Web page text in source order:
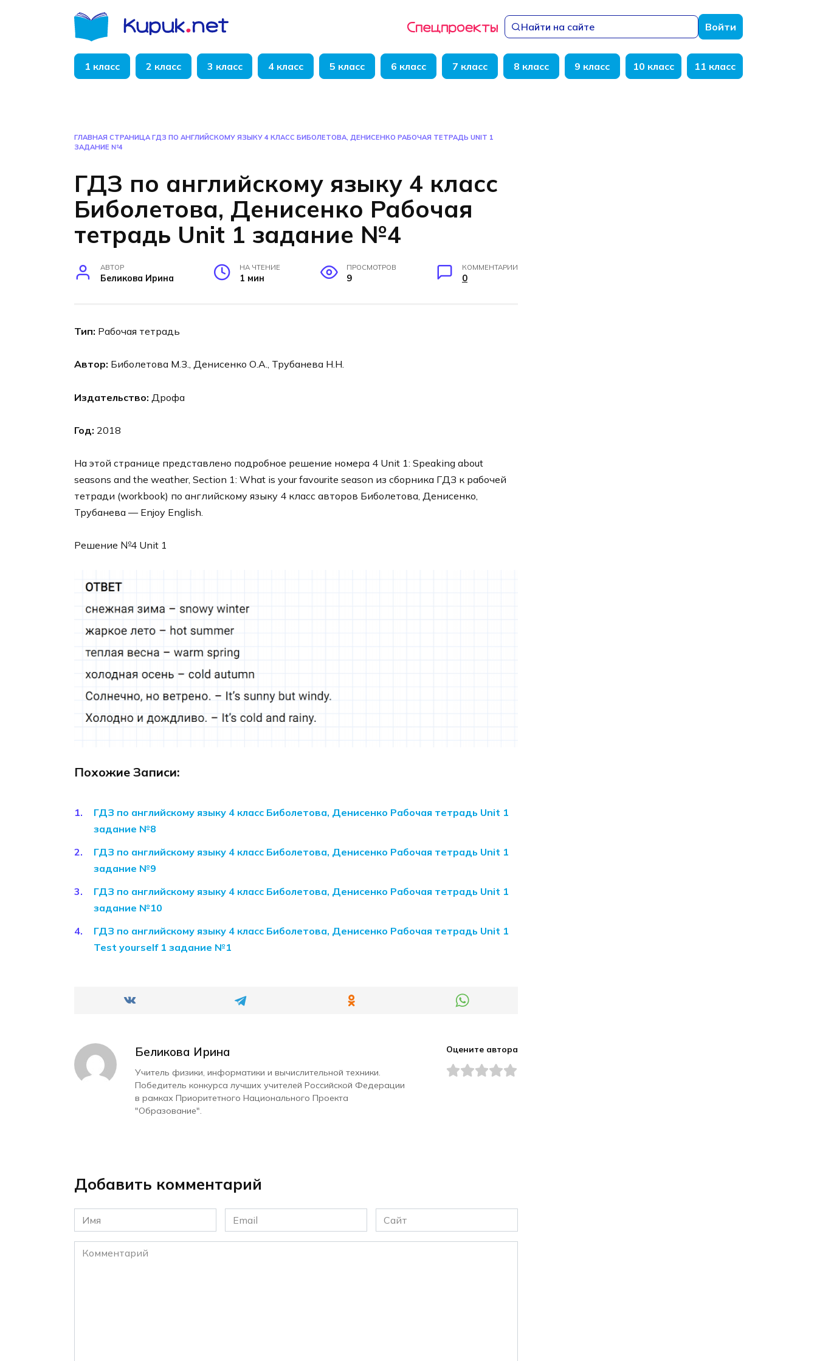
Найти на сайте Войти
1 класс 2 класс 3 класс 4 класс 5 класс 6 класс 7 класс 8 класс 9 класс 10 класс 11 класс
ГЛАВНАЯ СТРАНИЦА ГДЗ ПО АНГЛИЙСКОМУ ЯЗЫКУ 4 КЛАСС БИБОЛЕТОВА, ДЕНИСЕНКО РАБОЧАЯ ТЕТРАДЬ UNIT 1
ЗАДАНИЕ №4
ГДЗ по английскому языку 4 класс
Биболетова, Денисенко Рабочая
тетрадь Unit 1 задание №4
АВТОР
Беликова Ирина
НА ЧТЕНИЕ
1 мин
ПРОСМОТРОВ
9
КОММЕНТАРИИ
0
Тип: Рабочая тетрадь
Автор: Биболетова М.З., Денисенко О.А., Трубанева Н.Н.
Издательство: Дрофа
Год: 2018
На этой странице представлено подробное решение номера 4 Unit 1: Speaking about
seasons and the weather, Section 1: What is your favourite season из сборника ГДЗ к рабочей
тетради (workbook) по английскому языку 4 класс авторов Биболетова, Денисенко,
Трубанева — Enjoy English.
Решение №4 Unit 1
Похожие Записи:
ГДЗ по английскому языку 4 класс Биболетова, Денисенко Рабочая тетрадь Unit 1
задание №8
ГДЗ по английскому языку 4 класс Биболетова, Денисенко Рабочая тетрадь Unit 1
задание №9
ГДЗ по английскому языку 4 класс Биболетова, Денисенко Рабочая тетрадь Unit 1
задание №10
ГДЗ по английскому языку 4 класс Биболетова, Денисенко Рабочая тетрадь Unit 1
Test yourself 1 задание №1
Беликова Ирина
Учитель физики, информатики и вычислительной техники.
Победитель конкурса лучших учителей Российской Федерации
в рамках Приоритетного Национального Проекта
"Образование".
Оцените автора
Добавить комментарий
Имя
*
Email
*
Сайт
Комментарий